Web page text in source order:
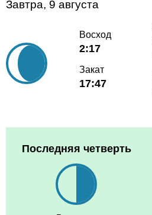
Завтра, 9 августа
Восход
2:17
Закат
17:47
Последняя четверть